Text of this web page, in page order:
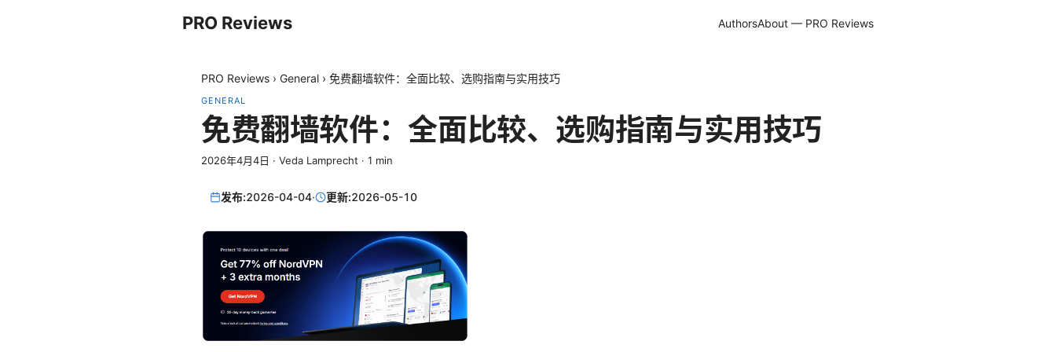
PRO Reviews AuthorsAbout — PRO Reviews
PRO Reviews › General › 免费翻墙软件：全面比较、选购指南与实用技巧
GENERAL
免费翻墙软件：全面比较、选购指南与实用技巧
2026年4月4日 · Veda Lamprecht · 1 min
发布:2026-04-04· 更新:2026-05-10